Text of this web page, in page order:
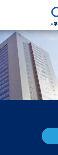
大
請求
大学入学